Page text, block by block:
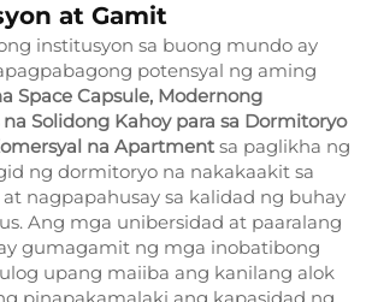
at Gamit
institusyon sa buong mundo ay
potensyal ng aming
Space Capsule, Modernong
Solidong Kahoy para sa Dormitoryo
na Apartment sa paglikha ng
ng dormitoryo na nakakaakit sa
nagpapahusay sa kalidad ng buhay
Ang mga unibersidad at paaralang
gumagamit ng mga inobatibong
upang maiiba ang kanilang alok